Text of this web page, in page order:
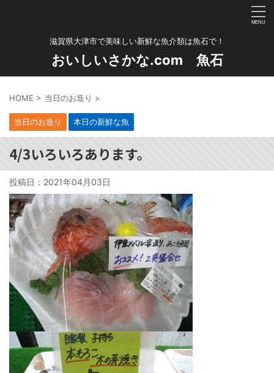
滋賀県大津市で美味しい新鮮な魚介類は魚石で！
おいしいさかな.com 魚石
HOME > 当日のお造り >
当日のお造り 本日の新鮮な魚
4/3いろいろあります。
投稿日： 2021年04月03日